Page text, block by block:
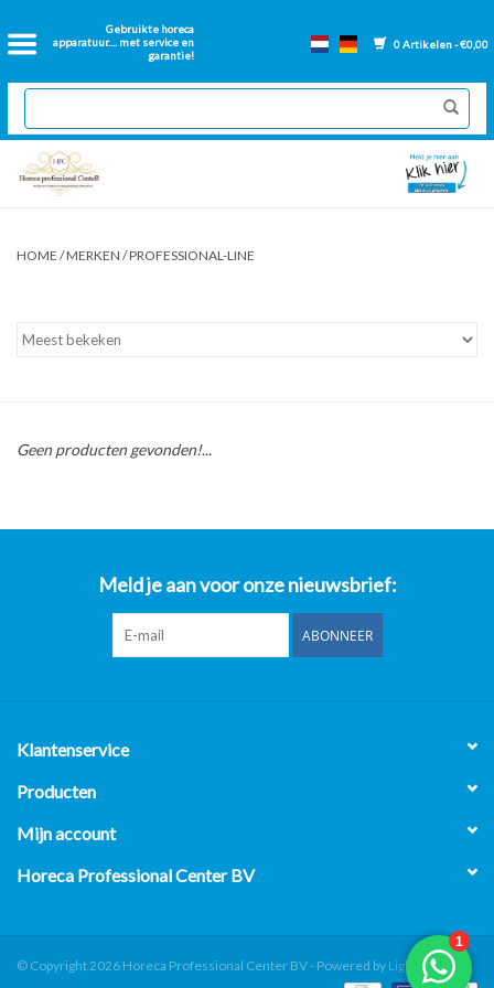
Gebruikte horeca
apparatuur.... met service en
garantie!
0 Artikelen - €0,00
Home
2dehands Horeca
Nieuwe apparatuur
Onderdelen bakwanden
Over ons
HOME /MERKEN /PROFESSIONAL-LINE
Geen producten gevonden!...
Meld je aan voor onze nieuwsbrief:
ABONNEER
Klantenservice
Producten
Mijn account
Horeca Professional Center BV
© Copyright 2026 Horeca Professional Center BV - Powered by Lightspeed